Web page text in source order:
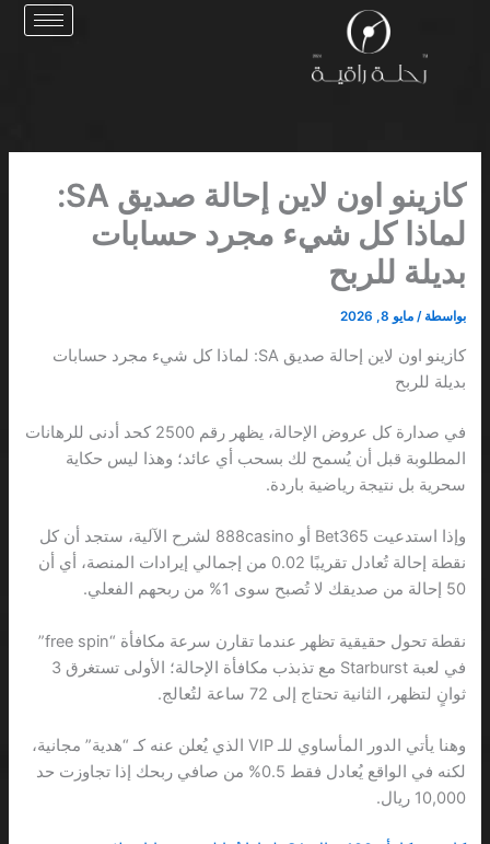
كازينو اون لاين إحالة صديق SA:
لماذا كل شيء مجرد حسابات
بديلة للربح
بواسطة /مايو 8, 2026
كازينو اون لاين إحالة صديق SA: لماذا كل شيء مجرد حسابات
بديلة للربح
في صدارة كل عروض الإحالة، يظهر رقم 2500 كحد أدنى للرهانات
المطلوبة قبل أن يُسمح لك بسحب أي عائد؛ وهذا ليس حكاية
سحرية بل نتيجة رياضية باردة.
وإذا استدعيت Bet365 أو 888casino لشرح الآلية، ستجد أن كل
نقطة إحالة تُعادل تقريبًا 0.02 من إجمالي إيرادات المنصة، أي أن
50 إحالة من صديقك لا تُصبح سوى 1% من ربحهم الفعلي.
نقطة تحول حقيقية تظهر عندما تقارن سرعة مكافأة “free spin”
في لعبة Starburst مع تذبذب مكافأة الإحالة؛ الأولى تستغرق 3
ثوانٍ لتظهر، الثانية تحتاج إلى 72 ساعة لتُعالج.
وهنا يأتي الدور المأساوي للـ VIP الذي يُعلن عنه كـ “هدية” مجانية،
لكنه في الواقع يُعادل فقط 0.5% من صافي ربحك إذا تجاوزت حد
10,000 ريال.